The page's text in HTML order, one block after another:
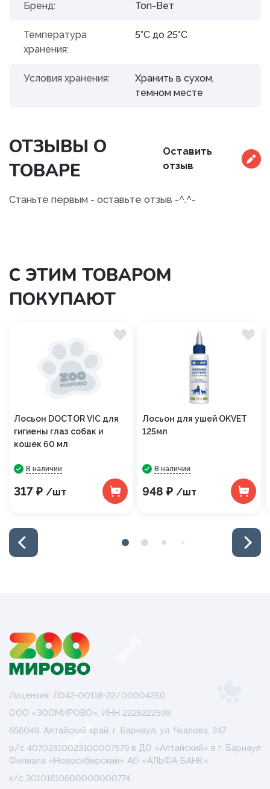
Бренд: Топ-Вет
Температура
хранения:
5°С до 25°С
Условия хранения:
Хранить в сухом,
темном месте
ОТЗЫВЫ О
ТОВАРЕ
Оставить
отзыв
Станьте первым - оставьте отзыв -^.^-
С ЭТИМ ТОВАРОМ
ПОКУПАЮТ
Лосьон DOCTOR VIC для
гигиены глаз собак и
кошек 60 мл
В наличии
317 ₽ /шт
Лосьон для ушей OKVET
125мл
В наличии
948 ₽ /шт
Лицензия: Л042-00118-22/00004250
ООО «ЗООМИРОВО», ИНН 2225222599
656049, Алтайский край, г. Барнаул, ул. Чкалова, 247
р/с 40702810023100007579 в ДО «Алтайский» в г. Барнаул
Филиала «Новосибирский» АО «АЛЬФА-БАНК»
к/с 30101810600000000774